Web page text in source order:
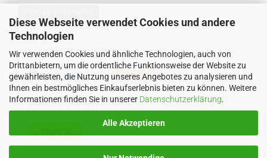
Diese Webseite verwendet Cookies und andere
Technologien
Wir verwenden Cookies und ähnliche Technologien, auch von
Drittanbietern, um die ordentliche Funktionsweise der Website zu
gewährleisten, die Nutzung unseres Angebotes zu analysieren und
Ihnen ein bestmögliches Einkaufserlebnis bieten zu können. Weitere
Informationen finden Sie in unserer Datenschutzerklärung.
Alle Akzeptieren
SICHER EINKAUFEN MIT